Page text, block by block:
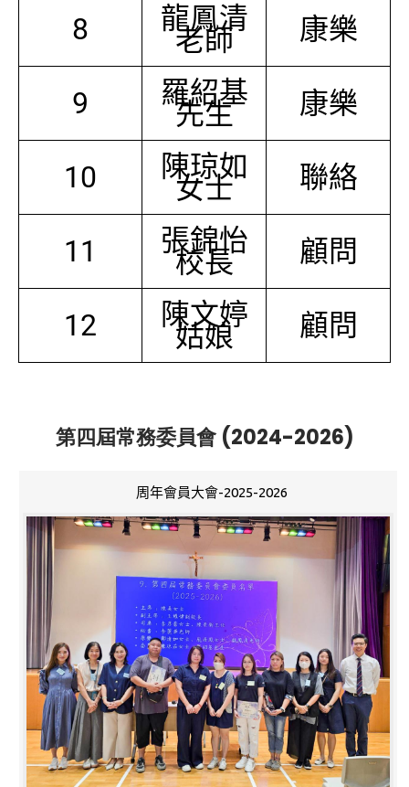
8 龍鳳清
老師 康樂
9 羅紹基
先生 康樂
10 陳琼如
女士 聯絡
11 張錦怡
校長 顧問
12 陳文婷
姑娘 顧問
第四屆常務委員會 (2024-2026)
周年會員大會-2025-2026